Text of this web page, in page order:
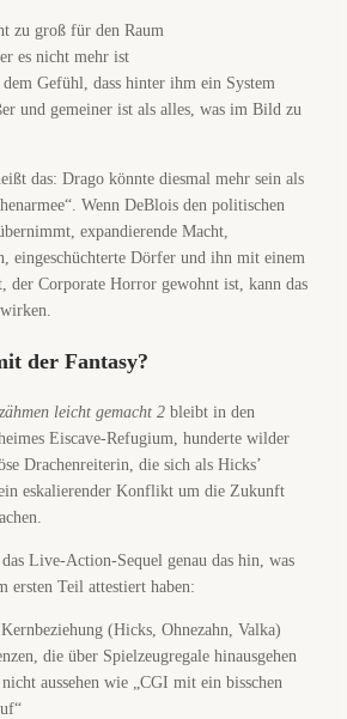
zu groß für den Raum
es nicht mehr ist
Gefühl, dass hinter ihm ein System
und gemeiner ist als alles, was im Bild zu
das: Drago könnte diesmal mehr sein als
Wenn DeBlois den politischen
expandierende Macht,
eingeschüchterte Dörfer und ihn mit einem
der Corporate Horror gewohnt ist, kann das
der Fantasy?
leicht gemacht 2 bleibt in den
Eiscave-Refugium, hunderte wilder
Drachenreiterin, die sich als Hicks’
eskalierender Konflikt um die Zukunft
Live-Action-Sequel genau das hin, was
ersten Teil attestiert haben:
(Hicks, Ohnezahn, Valka)
die über Spielzeugregale hinausgehen
aussehen wie „CGI mit ein bisschen